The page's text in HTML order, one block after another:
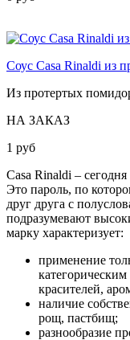
Соус Casa Rinaldi из
Из протертых
НА ЗАКАЗ
1 руб
Casa Rinaldi –
Это пароль, по
друг друга с
подразумевают
марку характеризует:
применение
категорическим
красителей,
наличие
рощ, пастбищ;
разнообразие